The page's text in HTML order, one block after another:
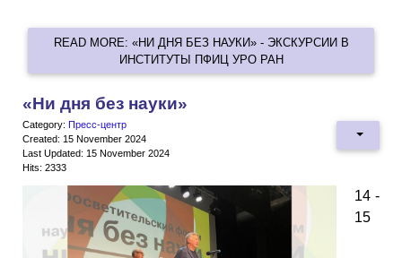
READ MORE: «НИ ДНЯ БЕЗ НАУКИ» - ЭКСКУРСИИ В
ИНСТИТУТЫ ПФИЦ УРО РАН
«Ни дня без науки»
Category: Пресс-центр
Created: 15 November 2024
Last Updated: 15 November 2024
Hits: 2333
14 -
15